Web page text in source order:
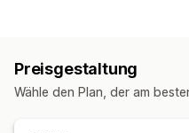
Anzahl der Rezensionen
Shoppable Feeds
Raster
Reihe Schieber
Preisgestaltung
Wähle den Plan, der am